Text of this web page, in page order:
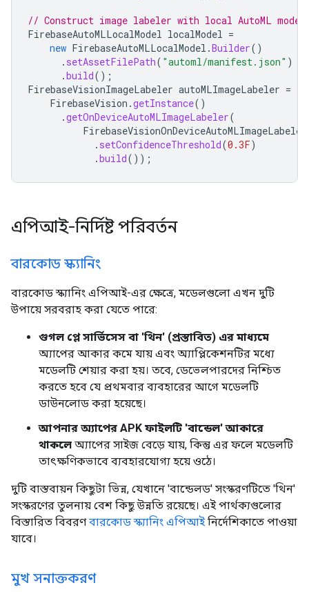
// Construct image labeler with local AutoML model
FirebaseAutoMLLocalModel localModel =
new FirebaseAutoMLLocalModel .Builder()
. setAssetFilePath( "automl/manifest.json" )
.build();
FirebaseVisionImageLabeler autoMLImageLabeler =
FirebaseVision .getInstance()
.getOnDeviceAutoMLImageLabeler(
. setConfidenceThreshold(0.3F)
.build());
এপিআই-নির্দিষ্ট পরিবর্তন
বারকোড স্ক্যানিং
বারকোড স্ক্যানিং এপিআই-এর ক্ষেত্রে, মডেলগুলো এখন দুটি
উপায়ে সরবরাহ করা যেতে পারে:
গুগল প্লে সার্ভিসেস বা 'থিন' (প্রস্তাবিত) এর মাধ্যমে
অ্যাপের আকার কমে যায় এবং অ্যাপ্লিকেশনটির মধ্যে
মডেলটি শেয়ার করা হয়। তবে, ডেভেলপারদের নিশ্চিত
করতে হবে যে প্রথমবার ব্যবহারের আগে মডেলটি
ডাউনলোড করা হয়েছে।
আপনার অ্যাপের APK ফাইলটি 'বান্ডেল' আকারে
থাকলে অ্যাপের সাইজ বেড়ে যায়, কিন্তু এর ফলে মডেলটি
তাৎক্ষণিকভাবে ব্যবহারযোগ্য হয়ে ওঠে।
দুটি বাস্তবায়ন কিছুটা ভিন্ন, যেখানে 'বান্ডেলড' সংস্করণটিতে 'থিন'
সংস্করণের তুলনায় বেশ কিছু উন্নতি রয়েছে। এই পার্থক্যগুলোর
বিস্তারিত বিবরণবারকোড স্ক্যানিং এপিআইনির্দেশিকাতে পাওয়া
যাবে।
মুখ সনাক্তকরণ